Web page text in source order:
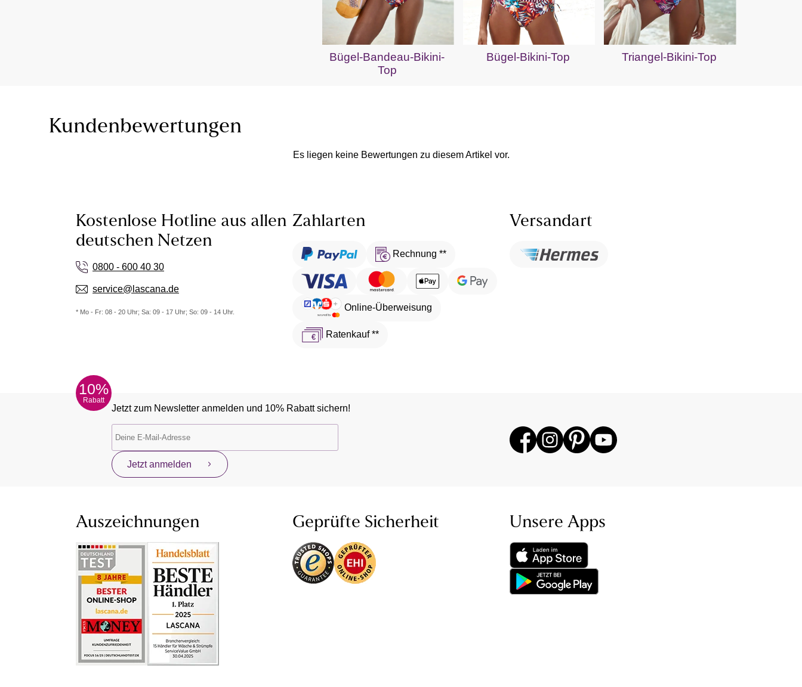
Bügel-Bandeau-Bikini-
Top
Bügel-Bikini-Top Triangel-Bikini-Top
Kundenbewertungen
Es liegen keine Bewertungen zu diesem Artikel vor.
Kostenlose Hotline aus allen
deutschen Netzen
0800 - 600 40 30
service@lascana.de
* Mo - Fr: 08 - 20 Uhr; Sa: 09 - 17 Uhr; So: 09 - 14 Uhr.
Zahlarten
Rechnung **
Online-Überweisung
Ratenkauf **
Versandart
10%
Rabatt
Jetzt zum Newsletter anmelden und 10% Rabatt sichern!
Jetzt anmelden
Auszeichnungen Geprüfte Sicherheit Unsere Apps